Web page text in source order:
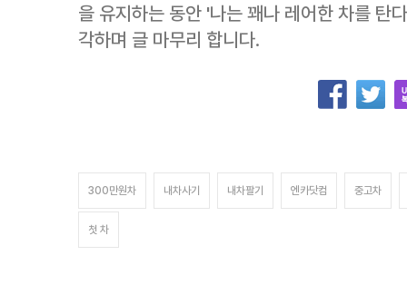
을 유지하는 동안 '나는 꽤나 레어한 차를 탄
각하며 글 마무리 합니다.
300만원차 내차사기 내차팔기 엔카닷컴 중고차
첫 차